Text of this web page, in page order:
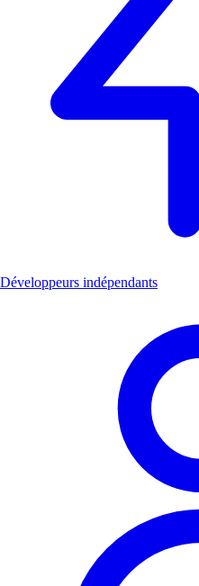
Développeurs indépendants